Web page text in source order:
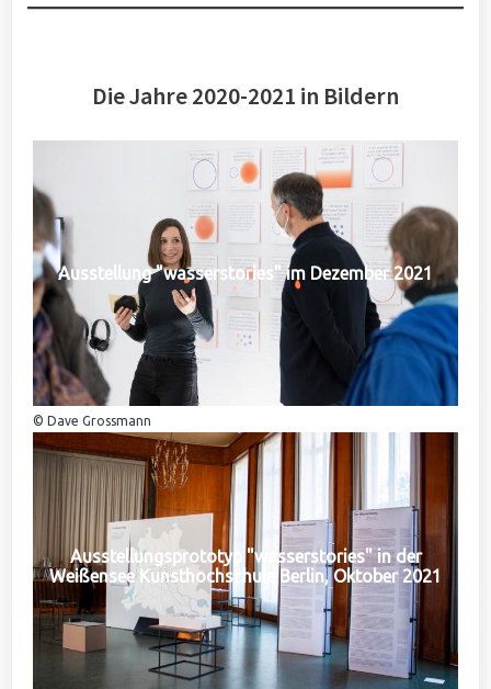
Die Jahre 2020-2021 in Bildern
Ausstellung "wasserstories" im Dezember 2021
© Dave Grossmann
Ausstellungsprototyp "wasserstories" in der
Weißensee Kunsthochschule Berlin, Oktober 2021